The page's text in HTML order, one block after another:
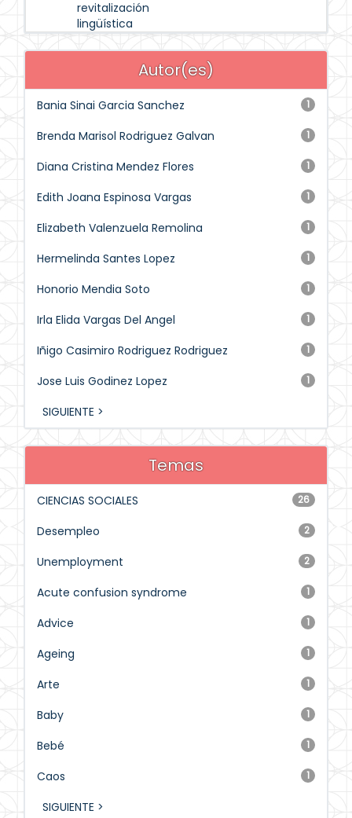
revitalización
lingüística
Autor(es)
1
Bania Sinai Garcia Sanchez
1
Brenda Marisol Rodriguez Galvan
1
Diana Cristina Mendez Flores
1
Edith Joana Espinosa Vargas
1
Elizabeth Valenzuela Remolina
1
Hermelinda Santes Lopez
1
Honorio Mendia Soto
1
Irla Elida Vargas Del Angel
1
Iñigo Casimiro Rodriguez Rodriguez
1
Jose Luis Godinez Lopez
SIGUIENTE >
Temas
26
CIENCIAS SOCIALES
2
Desempleo
2
Unemployment
1
Acute confusion syndrome
1
Advice
1
Ageing
1
Arte
1
Baby
1
Bebé
1
Caos
SIGUIENTE >